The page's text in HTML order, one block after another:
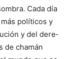
Cada día
políticos y
y del dere­
de chamán